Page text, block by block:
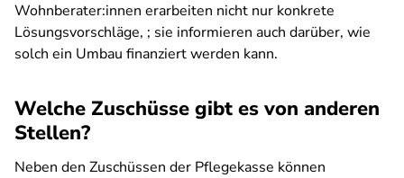
Wohnberater:innen erarbeiten nicht nur konkrete
Lösungsvorschläge, ; sie informieren auch darüber, wie
solch ein Umbau finanziert werden kann.
Welche Zuschüsse gibt es von anderen
Stellen?
Neben den Zuschüssen der Pflegekasse können